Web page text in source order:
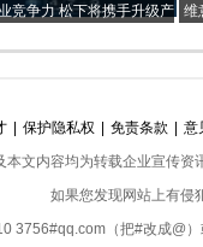
竞争力 松下将携手升级产 维
保护隐私权 免责条款
意
本文内容均为转载企业宣传
如果您发现网站上有侵
3756#qq.com（把#改成@